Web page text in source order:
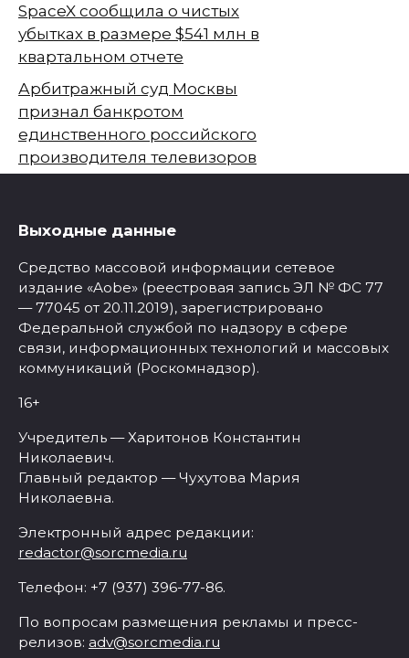
SpaceX сообщила о чистых
убытках в размере $541 млн в
квартальном отчете
Арбитражный суд Москвы
признал банкротом
единственного российского
производителя телевизоров
Выходные данные
Средство массовой информации сетевое
издание «Aobe» (реестровая запись ЭЛ № ФС 77
— 77045 от 20.11.2019), зарегистрировано
Федеральной службой по надзору в сфере
связи, информационных технологий и массовых
коммуникаций (Роскомнадзор).
16+
Учредитель — Харитонов Константин
Николаевич.
Главный редактор — Чухутова Мария
Николаевна.
Электронный адрес редакции:
redactor@sorcmedia.ru
Телефон: +7 (937) 396-77-86.
По вопросам размещения рекламы и пресс-
релизов: adv@sorcmedia.ru